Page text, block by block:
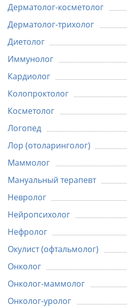
Дерматолог-косметолог
Дерматолог-трихолог
Диетолог
Иммунолог
Кардиолог
Колопроктолог
Косметолог
Логопед
Лор (отоларинголог)
Маммолог
Мануальный терапевт
Невролог
Нейропсихолог
Нефролог
Окулист (офтальмолог)
Онколог
Онколог-маммолог
Онколог-уролог